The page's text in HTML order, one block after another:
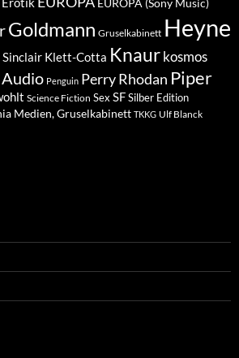
EUROPA (Sony Music)
Goldmann Gruselkabinett Heyne
Sinclair Klett-Cotta Knaur kosmos
Penguin Perry Rhodan Piper
Science Fiction Sex SFSilber Edition
Medien, Gruselkabinett TKKG Ulf Blanck